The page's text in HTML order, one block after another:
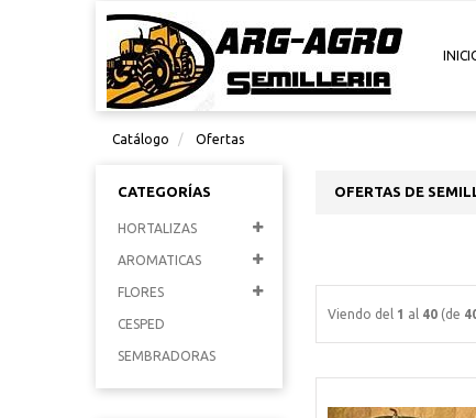
Catálogo Ofertas
CATEGORÍAS
HORTALIZAS
AROMATICAS
FLORES
CESPED
SEMBRADORAS
OFERTAS DE
Viendo del 1 al 40 (de